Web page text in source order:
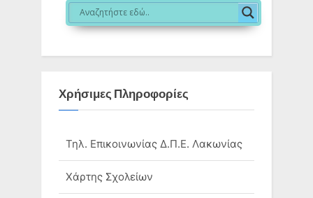
Χρήσιμες Πληροφορίες
Τηλ. Επικοινωνίας Δ.Π.Ε. Λακωνίας
Χάρτης Σχολείων